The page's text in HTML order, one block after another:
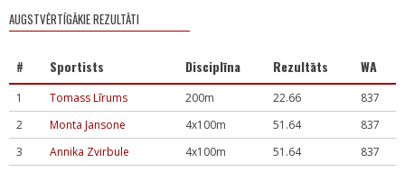
AUGSTVĒRTĪGĀKIE REZULTĀTI
# Sportists Disciplīna Rezultāts WA
1 Tomass Līrums 200m 22.66
837
2
Monta Jansone 4x100m 51.64
837
3
Annika Zvirbule 4x100m 51.64
837